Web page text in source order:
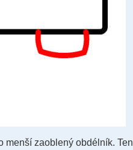
menší zaoblený obdélník. Ten